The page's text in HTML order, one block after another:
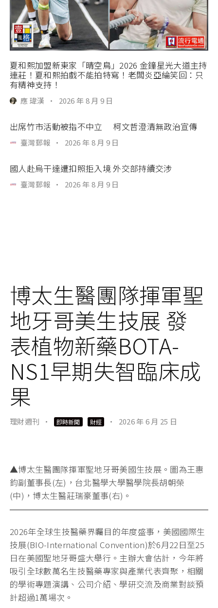
夏和熙加盟新東家「晴空鳥」2026 金鐘星光大道主持
連莊！夏和熙拍戲不能拍特寫！老闆炎亞綸笑回：只
有精神支持！
應 瑋漢 · 2026 年 8 月 9 日
出席竹市活動被指不中立 柯文哲澄清無政治宣傳
臺灣郵報 · 2026 年 8 月 9 日
國人赴烏干達遭扣照拒入境 外交部持續交涉
臺灣郵報 · 2026 年 8 月 9 日
博太生醫團隊揮軍聖
地牙哥美生技展 發
表植物新藥BOTA-
NS1早期失智臨床成
果
理財週刊 · 即時新聞 財經 · 2026 年 6 月 25 日
▲博太生醫團隊揮軍聖地牙哥美國生技展。圖為王惠
鈞副董事長(左)，台北醫學大學醫學院長胡朝榮
(中)，博太生醫莊瑞豪董事(右)。
2026年全球生技醫藥界矚目的年度盛事，美國國際生
技展(BIO-International Convention)於6月22日至25
日在美國聖地牙哥盛大舉行。主辦大會估計，今年將
吸引全球數萬名生技醫藥專家與產業代表齊聚，相關
的學術專題演講、公司介紹、學研交流及商業對談預
計超過1萬場次。